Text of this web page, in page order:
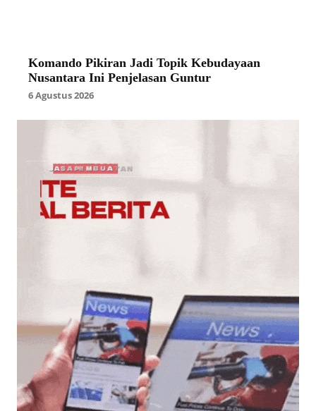
Komando Pikiran Jadi Topik Kebudayaan
Nusantara Ini Penjelasan Guntur
6 Agustus 2026